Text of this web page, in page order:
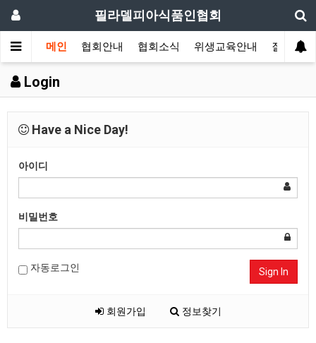
필라델피아식품인협회
메인 협회안내 협회소식 위생교육안내 질의답변
Login
Have a Nice Day!
아이디
비밀번호
자동로그인 Sign In
회원가입 정보찾기